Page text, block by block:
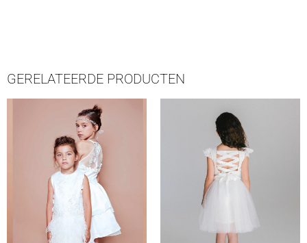
GERELATEERDE PRODUCTEN